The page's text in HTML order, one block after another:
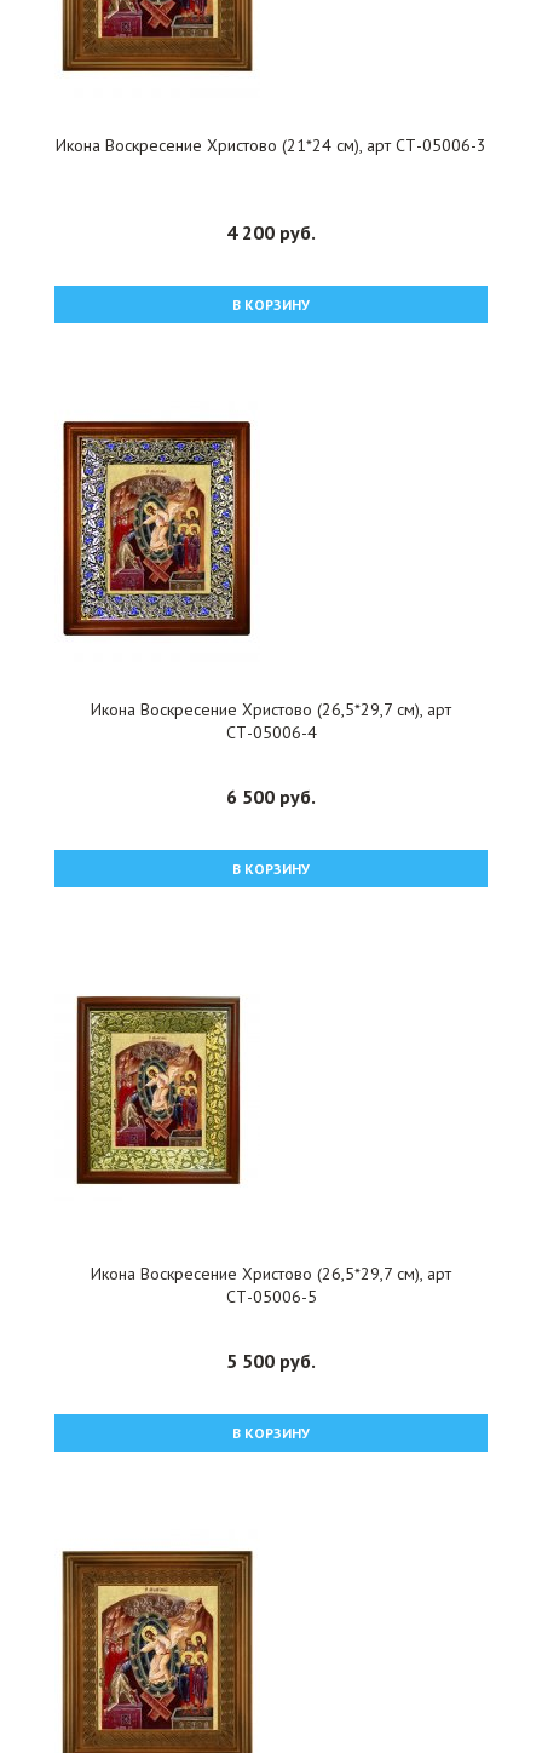
Икона Воскресение Христово (21*24 см), арт СТ-05006-3
4 200 руб.
В КОРЗИНУ
Икона Воскресение Христово (26,5*29,7 см), арт
СТ-05006-4
6 500 руб.
В КОРЗИНУ
Икона Воскресение Христово (26,5*29,7 см), арт
СТ-05006-5
5 500 руб.
В КОРЗИНУ